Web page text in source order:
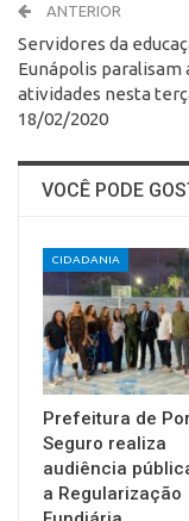
ANTERIOR
Servidores da
Eunápolis paralisam
atividades nesta
18/02/2020
VOCÊ PODE
CIDADANIA
Prefeitura de
Seguro realiza
audiência
a Regularização